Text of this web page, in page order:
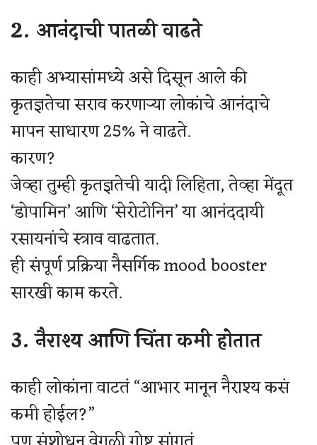
2. आनंदाची पातळी वाढते
काही अभ्यासांमध्ये असे दिसून आले की
कृतज्ञतेचा सराव करणाऱ्या लोकांचे आनंदाचे
मापन साधारण 25% ने वाढते.
कारण?
जेव्हा तुम्ही कृतज्ञतेची यादी लिहिता, तेव्हा मेंदूत
‘डोपामिन’ आणि ‘सेरोटोनिन’ या आनंददायी
रसायनांचे स्त्राव वाढतात.
ही संपूर्ण प्रक्रिया नैसर्गिक mood booster
सारखी काम करते.
3. नैराश्य आणि चिंता कमी होतात
काही लोकांना वाटतं “आभार मानून नैराश्य कसं
कमी होईल?”